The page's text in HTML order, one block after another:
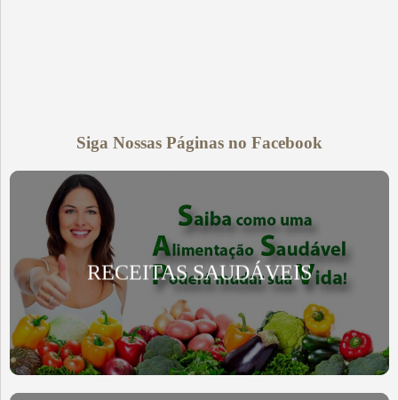
Siga Nossas Páginas no Facebook
RECEITAS SAUDÁVEIS